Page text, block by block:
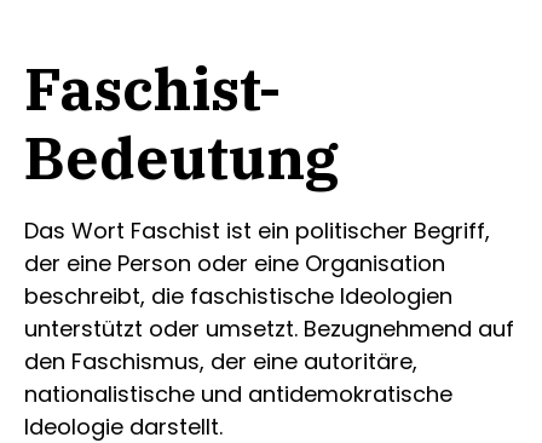
Faschist-
Bedeutung
Das Wort Faschist ist ein politischer Begriff,
der eine Person oder eine Organisation
beschreibt, die faschistische Ideologien
unterstützt oder umsetzt. Bezugnehmend auf
den Faschismus, der eine autoritäre,
nationalistische und antidemokratische
Ideologie darstellt.